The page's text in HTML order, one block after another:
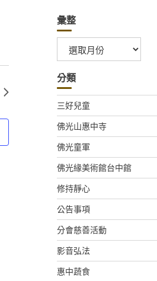
彙整
整
分類
三好兒童
佛光山惠中寺
佛光童軍
佛光緣美術館台中館
修持靜心
公告事項
分會慈善活動
影音弘法
惠中蔬食